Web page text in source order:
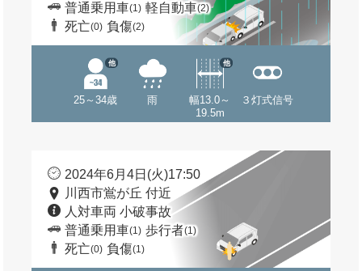
普通乗用車(1) 軽自動車(2)
死亡(0) 負傷(2)
25～34歳
他
雨
幅13.0～
19.5m
他
３灯式信号
2024年6月4日(火)17:50
川西市鴬が丘 付近
人対車両 小破事故
普通乗用車(1) 歩行者(1)
死亡(0) 負傷(1)